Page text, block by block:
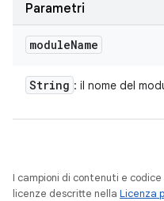
Parametri
moduleName
String : il nome del
I campioni di contenuti e
licenze descritte nella Licenza